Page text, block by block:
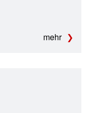
mehr